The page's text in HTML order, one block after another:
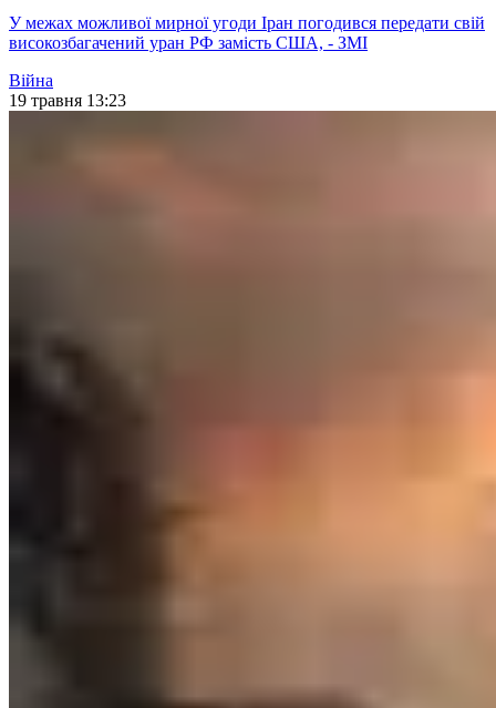
У межах можливої мирної угоди Іран погодився передати свій
високозбагачений уран РФ замість США, - ЗМІ
Війна
19 травня 13:23